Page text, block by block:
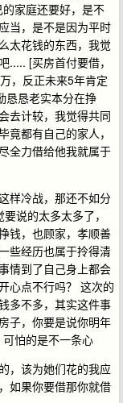
家庭还要好，是不
当，是不是因为平时
太花钱的东西，我觉
..... [买房首付要借，
，反正未来5年肯定
恳恳老实本分在挣
去计较，我觉得共同
都有自己的家人，
全力借给他我就属于
样冷战，那还不如分
说的太多太多了，
钱，也顾家，孝顺善
些经历也属于拎得清
情到了自己身上都会
心点不行吗？ 这次的
多不多，其实这件事
子，你要是说你明年
怕的是不一条心
，该为她们花的我应
如果你要借那你就借